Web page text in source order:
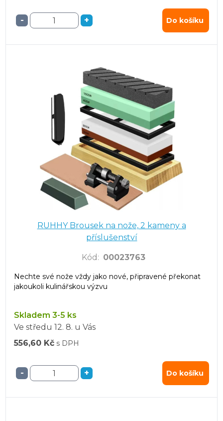
- + Do košíku
RUHHY Brousek na nože, 2 kameny a
příslušenství
Kód : 00023763
Nechte své nože vždy jako nové, připravené překonat
jakoukoli kulinářskou výzvu
Skladem 3-5 ks
Ve středu 12. 8. u Vás
556,60 Kč s DPH
- + Do košíku